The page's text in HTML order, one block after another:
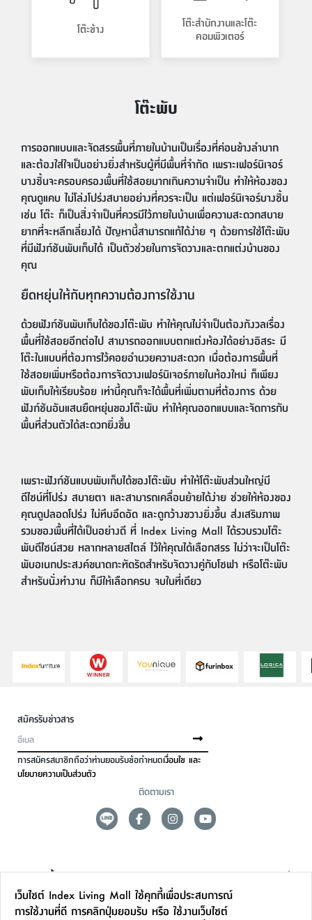
โต๊ะข้าง
โต๊ะสำนักงานและโต๊ะ
คอมพิวเตอร์
โต๊ะพับ
การออกแบบและจัดสรรพื้นที่ภายในบ้านเป็นเรื่องที่ค่อนข้างลำบาก
และต้องใส่ใจเป็นอย่างยิ่งสำหรับผู้ที่มีพื้นที่จำกัด เพราะเฟอร์นิเจอร์
บางชิ้นจะครอบครองพื้นที่ใช้สอยมากเกินความจำเป็น ทำให้ห้องของ
คุณดูแคบ ไม่โล่งโปร่งสบายอย่างที่ควรจะเป็น แต่เฟอร์นิเจอร์บางชิ้น
เช่น โต๊ะ ก็เป็นสิ่งจำเป็นที่ควรมีไว้ภายในบ้านเพื่อความสะดวกสบาย
ยากที่จะหลีกเลี่ยงได้ ปัญหานี้สามารถแก้ได้ง่าย ๆ ด้วยการใช้โต๊ะพับ
ที่มีฟังก์ชันพับเก็บได้ เป็นตัวช่วยในการจัดวางและตกแต่งบ้านของ
คุณ
ยืดหยุ่นให้กับทุกความต้องการใช้งาน
ด้วยฟังก์ชันพับเก็บได้ของโต๊ะพับ ทำให้คุณไม่จำเป็นต้องกังวลเรื่อง
พื้นที่ใช้สอยอีกต่อไป สามารถออกแบบตกแต่งห้องได้อย่างอิสระ มี
โต๊ะในแบบที่ต้องการไว้คอยอำนวยความสะดวก เมื่อต้องการพื้นที่
ใช้สอยเพิ่มหรือต้องการจัดวางเฟอร์นิเจอร์ภายในห้องใหม่ ก็เพียง
พับเก็บให้เรียบร้อย เท่านี้คุณก็จะได้พื้นที่เพิ่มตามที่ต้องการ ด้วย
ฟังก์ชันอันแสนยืดหยุ่นของโต๊ะพับ ทำให้คุณออกแบบและจัดการกับ
พื้นที่ส่วนตัวได้สะดวกยิ่งขึ้น
เพราะฟังก์ชันแบบพับเก็บได้ของโต๊ะพับ ทำให้โต๊ะพับส่วนใหญ่มี
ดีไซน์ที่โปร่ง สบายตา และสามารถเคลื่อนย้ายได้ง่าย ช่วยให้ห้องของ
คุณดูปลอดโปร่ง ไม่ทึบอึดอัด และดูกว้างขวางยิ่งขึ้น ส่งเสริมภาพ
รวมของพื้นที่ได้เป็นอย่างดี ที่ Index Living Mall ได้รวบรวมโต๊ะ
พับดีไซน์สวย หลากหลายสไตล์ ไว้ให้คุณได้เลือกสรร ไม่ว่าจะเป็นโต๊ะ
พับอเนกประสงค์ขนาดกะทัดรัดสำหรับจัดวางคู่กับโซฟา หรือโต๊ะพับ
สำหรับนั่งทำงาน ก็มีให้เลือกครบ จบในที่เดียว
สมัครรับข่าวสาร
การสมัครสมาชิกถือว่าท่านยอมรับข้อกำหนดเงื่อนไข และ
นโยบายความเป็นส่วนตัว
ติดตามเรา
ดูแลลูกค้า
สาขาและการบริการ
เว็บไซต์ Index Living Mall ใช้คุกกี้เพื่อประสบการณ์
การใช้งานที่ดี การคลิกปุ่มยอมรับ หรือ ใช้งานเว็บไซต์